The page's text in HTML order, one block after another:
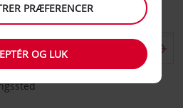
PRÆFERENCER
OG LUK